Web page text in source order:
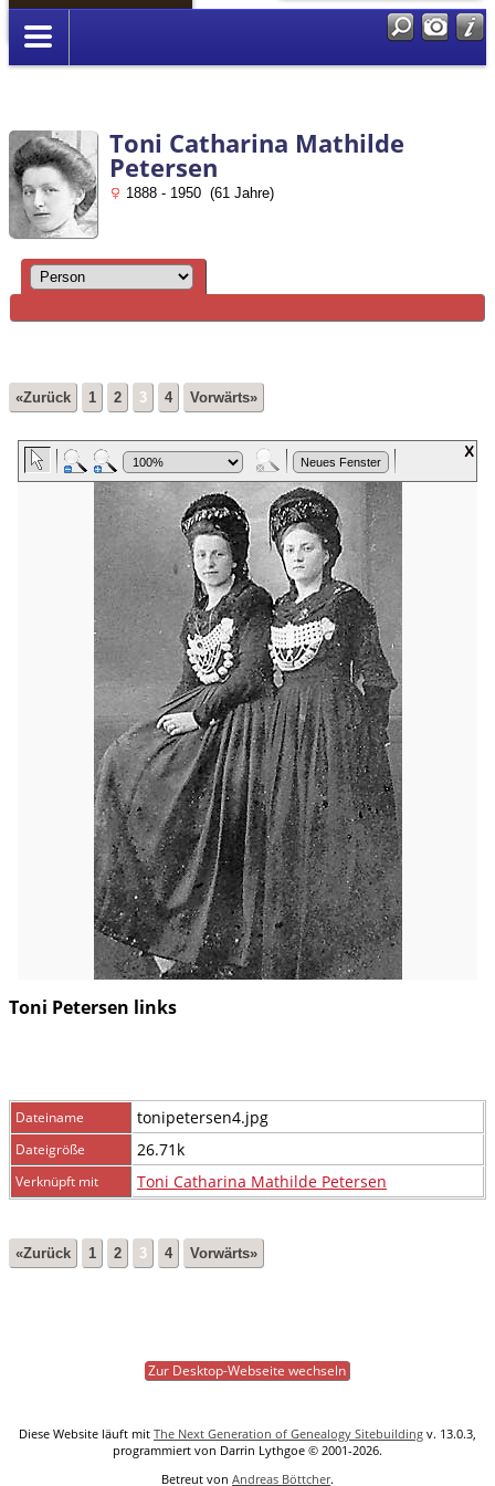
Anmelden
Toni Catharina Mathilde
Petersen
1888 - 1950 (61 Jahre)
«Zurück 1 2 3 4 Vorwärts»
Toni Petersen links
Dateiname tonipetersen4.jpg
Dateigröße 26.71k
Verknüpft mit Toni Catharina Mathilde Petersen
«Zurück 1 2 3 4 Vorwärts»
Zur Desktop-Webseite wechseln
Diese Website läuft mit The Next Generation of Genealogy Sitebuilding v. 13.0.3,
programmiert von Darrin Lythgoe © 2001-2026.
Betreut von Andreas Böttcher.